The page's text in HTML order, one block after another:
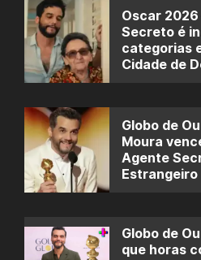
Oscar 2026
Secreto é
categorias
Cidade de
Globo de
Moura
Agente
Estrangeiro
Globo de
que horas